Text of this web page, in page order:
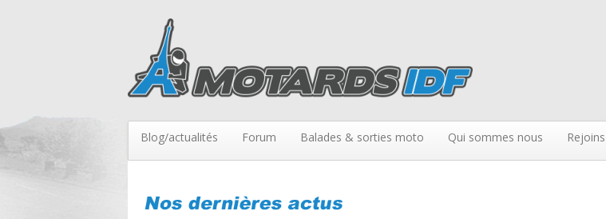
Blog/actualités Forum Balades & sorties moto Qui sommes nous